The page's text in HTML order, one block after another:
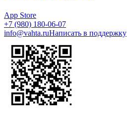
App Store
+7 (980) 180-06-07
info@vahta.ruНаписать в поддержку